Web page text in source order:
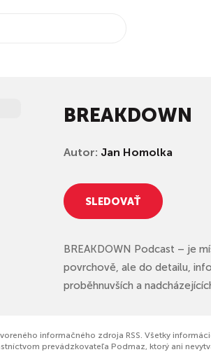
BREAKDOWN
Autor: Jan Homolka
SLEDOVAŤ
BREAKDOWN Podcast – je
povrchově, ale do detailu,
proběhnuvších a
informačného zdroja RSS. Všetky
prevádzkovateľa Podmaz, ktorý ani